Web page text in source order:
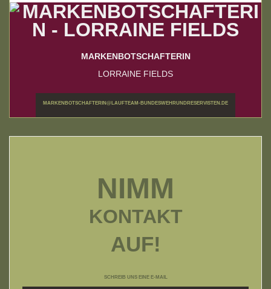
MARKENBOTSCHAFTERIN
LORRAINE FIELDS
MARKENBOTSCHAFTERIN@LAUFTEAM-BUNDESWEHRUNDRESERVISTEN.DE
NIMM
KONTAKT
AUF!
SCHREIB UNS EINE E-MAIL